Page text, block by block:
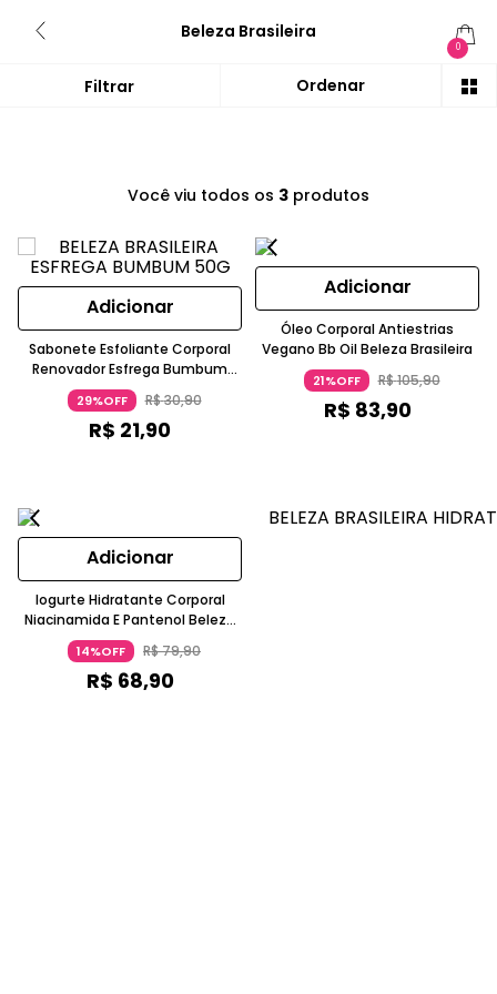
Beleza Brasileira
0
Você viu todos os 3 produtos
Adicionar
Sabonete Esfoliante Corporal
Renovador Esfrega Bumbum
Beleza Brasileira
29%OFF R$30,90
R$ 21,90
Adicionar
Óleo Corporal Antiestrias
Vegano Bb Oil Beleza Brasileira
21%OFF R$105,90
R$ 83,90
Adicionar
Iogurte Hidratante Corporal
Niacinamida E Pantenol Beleza
Brasileira
14%OFF R$79,90
R$ 68,90